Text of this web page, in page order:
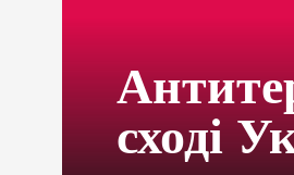
сході